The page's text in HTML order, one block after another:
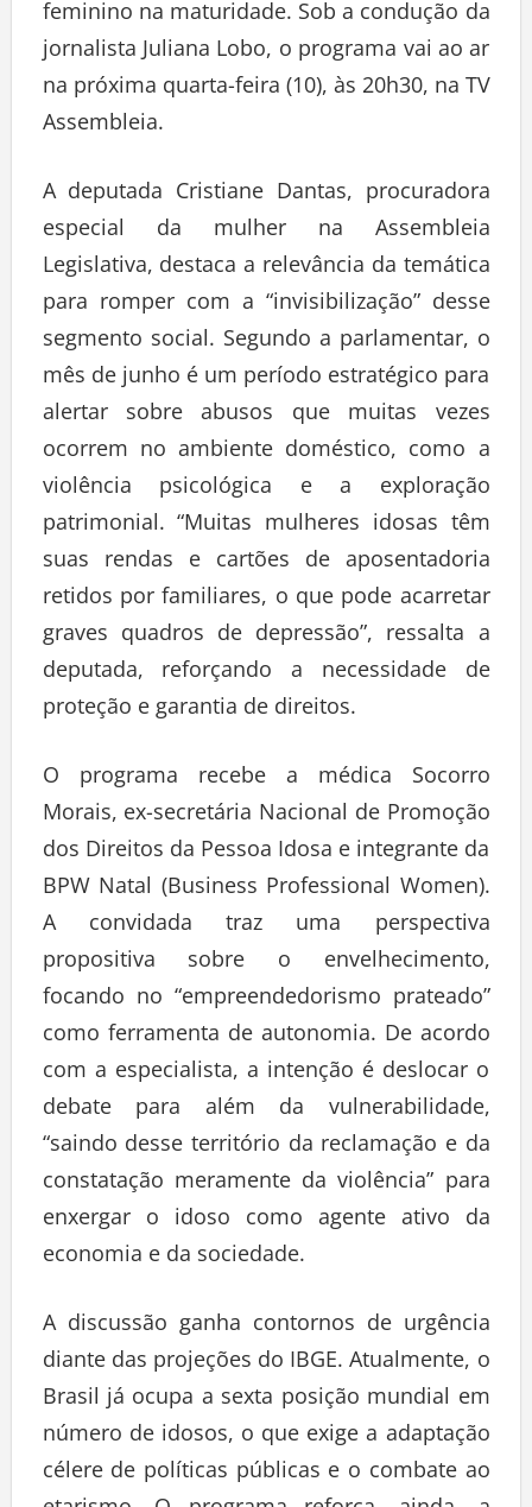
feminino na maturidade. Sob a condução da
jornalista Juliana Lobo, o programa vai ao ar
na próxima quarta-feira (10), às 20h30, na TV
Assembleia.
A deputada Cristiane Dantas, procuradora
especial da mulher na Assembleia
Legislativa, destaca a relevância da temática
para romper com a “invisibilização” desse
segmento social. Segundo a parlamentar, o
mês de junho é um período estratégico para
alertar sobre abusos que muitas vezes
ocorrem no ambiente doméstico, como a
violência psicológica e a exploração
patrimonial. “Muitas mulheres idosas têm
suas rendas e cartões de aposentadoria
retidos por familiares, o que pode acarretar
graves quadros de depressão”, ressalta a
deputada, reforçando a necessidade de
proteção e garantia de direitos.
O programa recebe a médica Socorro
Morais, ex-secretária Nacional de Promoção
dos Direitos da Pessoa Idosa e integrante da
BPW Natal (Business Professional Women).
A convidada traz uma perspectiva
propositiva sobre o envelhecimento,
focando no “empreendedorismo prateado”
como ferramenta de autonomia. De acordo
com a especialista, a intenção é deslocar o
debate para além da vulnerabilidade,
“saindo desse território da reclamação e da
constatação meramente da violência” para
enxergar o idoso como agente ativo da
economia e da sociedade.
A discussão ganha contornos de urgência
diante das projeções do IBGE. Atualmente, o
Brasil já ocupa a sexta posição mundial em
número de idosos, o que exige a adaptação
célere de políticas públicas e o combate ao